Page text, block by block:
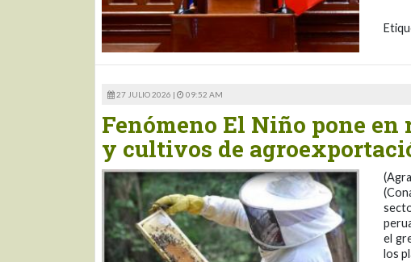
27 JULIO 2026 | 09:52 AM
Fenómeno El Niño pone en
y cultivos de
el
los